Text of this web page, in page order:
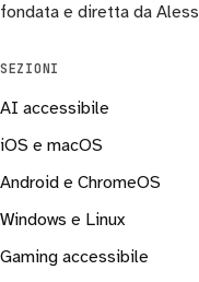
fondata e diretta da
SEZIONI
AI accessibile
iOS e macOS
Android e ChromeOS
Windows e Linux
Gaming accessibile